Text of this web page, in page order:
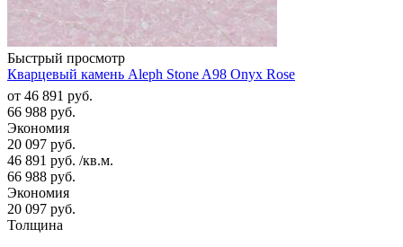
Быстрый просмотр
Кварцевый камень Aleph Stone A98 Onyx Rose
от 46 891 руб.
66 988 руб.
Экономия
20 097 руб.
46 891 руб. /кв.м.
66 988 руб.
Экономия
20 097 руб.
Толщина